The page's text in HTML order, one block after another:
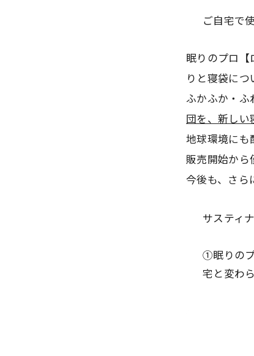
ご自宅で
眠りのプロ【
りと寝袋につ
ふかふか・ふ
団を、新しい
地球環境にも
販売開始から
今後も、さら
サスティ
①眠りの
宅と変わ